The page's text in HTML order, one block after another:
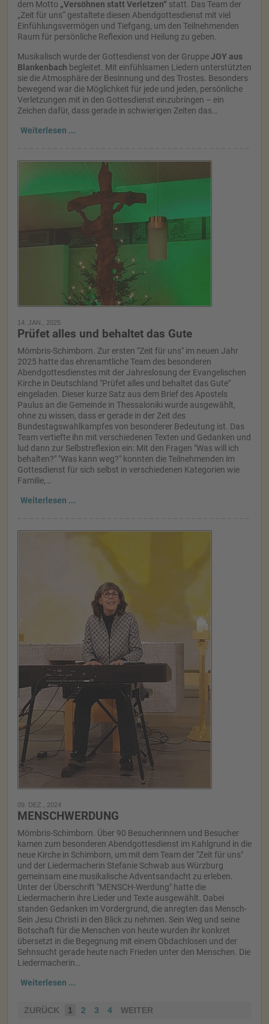
dem Motto „Versöhnen statt Verletzen“ statt. Das Team der
„Zeit für uns“ gestaltete diesen Abendgottesdienst mit viel
Einfühlungsvermögen und Tiefgang, um den Teilnehmenden
Raum für persönliche Reflexion und Heilung zu geben.
Musikalisch wurde der Gottesdienst von der GruppeJOY aus
Blankenbach begleitet. Mit einfühlsamen Liedern unterstützten
sie die Atmosphäre der Besinnung und des Trostes. Besonders
bewegend war die Möglichkeit für jede und jeden, persönliche
Verletzungen mit in den Gottesdienst einzubringen – ein
Zeichen dafür, dass gerade in schwierigen Zeiten das…
Weiterlesen ...
14. JAN., 2025
Prüfet alles und behaltet das Gute
Mömbris-Schimborn. Zur ersten "Zeit für uns" im neuen Jahr
2025 hatte das ehrenamtliche Team des besonderen
Abendgottesdienstes mit der Jahreslosung der Evangelischen
Kirche in Deutschland "Prüfet alles und behaltet das Gute"
eingeladen. Dieser kurze Satz aus dem Brief des Apostels
Paulus an die Gemeinde in Thessaloniki wurde ausgewählt,
ohne zu wissen, dass er gerade in der Zeit des
Bundestagswahlkampfes von besonderer Bedeutung ist. Das
Team vertiefte ihn mit verschiedenen Texten und Gedanken und
lud dann zur Selbstreflexion ein: Mit den Fragen "Was will ich
behalten?" "Was kann weg?" konnten die Teilnehmenden im
Gottesdienst für sich selbst in verschiedenen Kategorien wie
Familie,…
Weiterlesen ...
09. DEZ., 2024
MENSCHWERDUNG
Mömbris-Schimborn. Über 90 Besucherinnern und Besucher
kamen zum besonderen Abendgottesdienst im Kahlgrund in die
neue Kirche in Schimborn, um mit dem Team der "Zeit für uns"
und der Liedermacherin Stefanie Schwab aus Würzburg
gemeinsam eine musikalische Adventsandacht zu erleben.
Unter der Überschrift "MENSCH-Werdung" hatte die
Liedermacherin ihre Lieder und Texte ausgewählt. Dabei
standen Gedanken im Vordergrund, die anregten das Mensch-
Sein Jesu Christi in den Blick zu nehmen. Sein Weg und seine
Botschaft für die Menschen von heute wurden ihr konkret
übersetzt in die Begegnung mit einem Obdachlosen und der
Sehnsucht gerade heute nach Frieden unter den Menschen. Die
Liedermacherin…
Weiterlesen ...
ZURÜCK 1 2 3 4 WEITER